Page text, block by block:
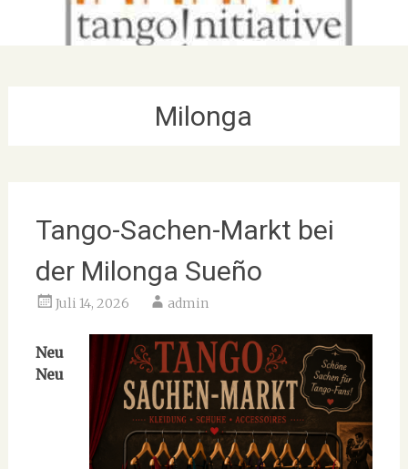
Milonga
Tango-Sachen-Markt bei
der Milonga Sueño
Juli 14, 2026 admin
Neu
Neu